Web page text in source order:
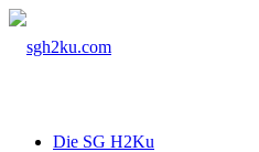
Die SG H2Ku